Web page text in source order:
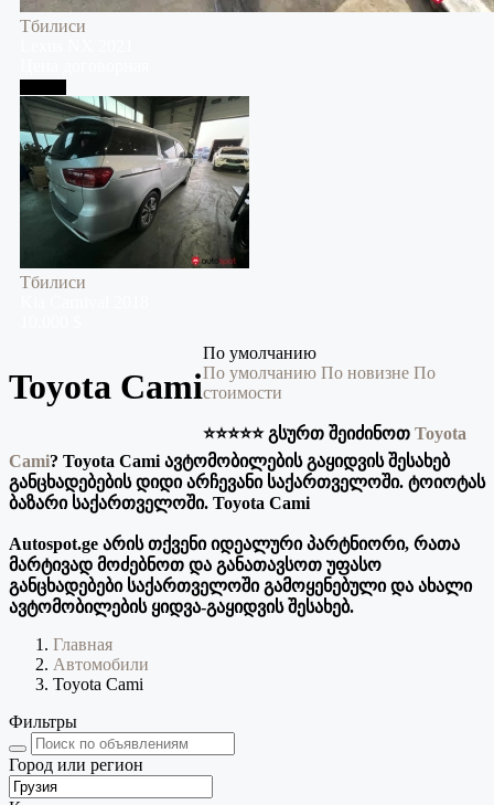
Тбилиси
Тбилиси
Toyota Cami
По умолчанию
По умолчанию По новизне По
стоимости
⭐️⭐️⭐️⭐️⭐️ გსურთ შეიძინოთ Toyota
Cami? Toyota Cami ავტომობილების გაყიდვის შესახებ
განცხადებების დიდი არჩევანი საქართველოში. ტოიოტას
ბაზარი საქართველოში. Toyota Cami
Autospot.ge არის თქვენი იდეალური პარტნიორი, რათა
მარტივად მოძებნოთ და განათავსოთ უფასო
განცხადებები საქართველოში გამოყენებული და ახალი
ავტომობილების ყიდვა-გაყიდვის შესახებ.
Главная
Автомобили
Toyota Cami
Фильтры
Город или регион